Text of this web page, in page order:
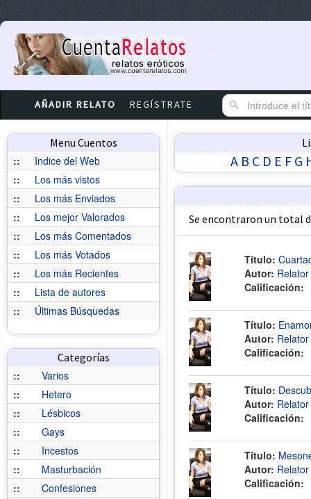
AÑADIR RELATO REGÍSTRATE
Menu Cuentos
::
Indice del Web
::
Los más vistos
::
Los más Enviados
::
Los mejor Valorados
::
Los más Comentados
::
Los más Votados
::
Los más Recientes
::
Lista de autores
::
Últimas Búsquedas
Categorías
::
Varios
::
Hetero
::
Lésbicos
::
Gays
::
Incestos
::
Masturbación
::
Confesiones
A B C D E F G
Se encontraron un total
Título:
Autor:
Calificación:
Título:
Autor:
Calificación:
Título:
Autor:
Calificación:
Título:
Autor:
Calificación: